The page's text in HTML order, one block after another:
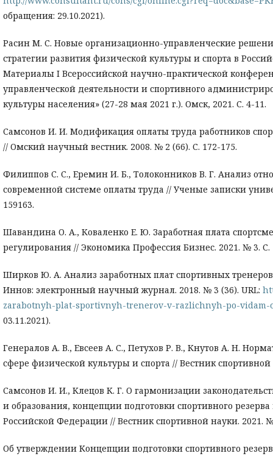
обращения: 29.10.2021).
Расин М. С. Новые организационно-управленческие
стратегии развития физической культуры и спорта в
Материалы I Всероссийской научно-практической
управленческой деятельности и спортивного
культуры населения» (27-28 мая 2021 г.). Омск, 2021. С. 4-11.
Самсонов И. И. Модификация оплаты труда работников
// Омский научный вестник. 2008. № 2 (66). С. 172-175.
Филиппов С. С., Еремин И. Б., Толоконников В. Г. Анализ
современной системе оплаты труда // Ученые записки
159163.
Шавандина О. А., Коваленко Е. Ю. Заработная плата
регулирования // Экономика Профессия Бизнес. 2021. № 3. С.
Ширков Ю. А. Анализ заработных плат спортивных
Иннов: электронный научный журнал. 2018. № 3 (36). URL:
zarabotnyh-plat-sportivnyh-trenerov-v-razlichnyh-po-vidam-
03.11.2021).
Генералов А. В., Евсеев А. С., Петухов Р. В., Кнутов А. Н.
сфере физической культуры и спорта // Вестник
Самсонов И. И., Клецов К. Г. О гармонизации
и образования, концепции подготовки спортивного
Российской Федерации // Вестник спортивной науки. 2021.
Об утверждении Концепции подготовки спортивного